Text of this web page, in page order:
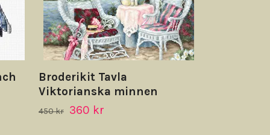
Broderikit Tavla
Viktorianska minnen
450 kr 360 kr